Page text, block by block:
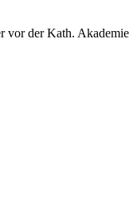
vor der Kath. Akademie